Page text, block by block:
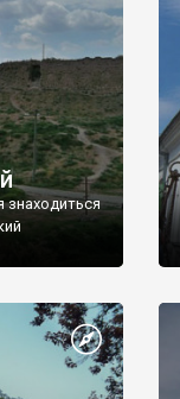
знаходиться